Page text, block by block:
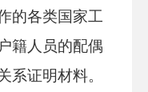
的各类国家工
籍人员的配偶
系证明材料。